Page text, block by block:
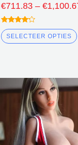
€711.83 – €
gewaardeerd
4.00
uit 5
SELECTEER OPTIES